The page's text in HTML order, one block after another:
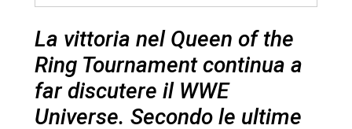
La vittoria nel Queen of the
Ring Tournament continua a
far discutere il WWE
Universe. Secondo le ultime